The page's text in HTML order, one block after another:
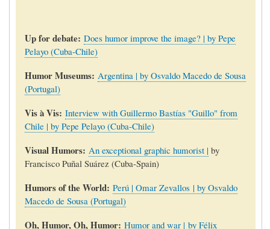
Up for debate: Does humor improve the image? | by Pepe
Pelayo (Cuba-Chile)
Humor Museums: Argentina | by Osvaldo Macedo de Sousa
(Portugal)
Vis à Vis: Interview with Guillermo Bastías "Guillo" from
Chile | by Pepe Pelayo (Cuba-Chile)
Visual Humors: An exceptional graphic humorist | by
Francisco Puñal Suárez (Cuba-Spain)
Humors of the World: Perú | Omar Zevallos | by Osvaldo
Macedo de Sousa (Portugal)
Oh, Humor, Oh, Humor: Humor and war | by Félix